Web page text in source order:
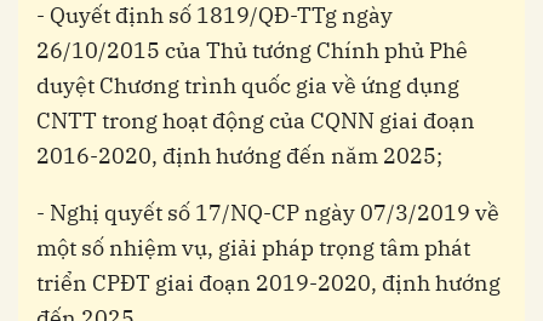
- Quyết định số 1819/QĐ-TTg ngày
26/10/2015 của Thủ tướng Chính phủ Phê
duyệt Chương trình quốc gia về ứng dụng
CNTT trong hoạt động của CQNN giai đoạn
2016-2020, định hướng đến năm 2025;
- Nghị quyết số 17/NQ-CP ngày 07/3/2019 về
một số nhiệm vụ, giải pháp trọng tâm phát
triển CPĐT giai đoạn 2019-2020, định hướng